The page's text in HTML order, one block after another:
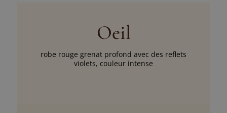
Oeil
robe rouge grenat profond avec des reflets
violets, couleur intense